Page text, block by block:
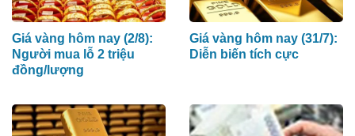
Giá vàng hôm nay (2/8):
Người mua lỗ 2 triệu
đồng/lượng
Giá vàng hôm nay (31/7):
Diễn biến tích cực